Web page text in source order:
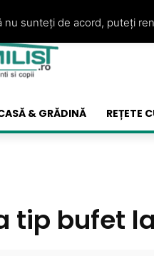
& GRĂDINĂ REȚETE
tip bufet
nu sunteți de acord, puteți